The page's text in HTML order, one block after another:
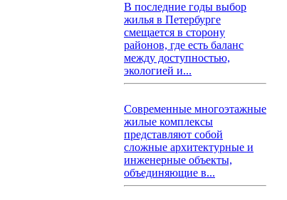
В последние годы выбор
жилья в Петербурге
смещается в сторону
районов, где есть баланс
между доступностью,
экологией и...
Современные многоэтажные
жилые комплексы
представляют собой
сложные архитектурные и
инженерные объекты,
объединяющие в...